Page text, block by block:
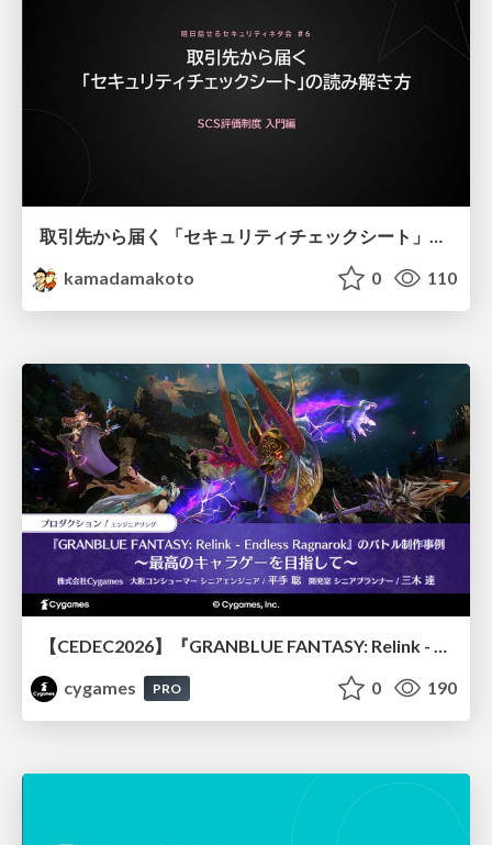
取引先から届く 「セキュリティチェックシート」の読み解き方
kamadamakoto
0 110
cygames
PRO 0 190